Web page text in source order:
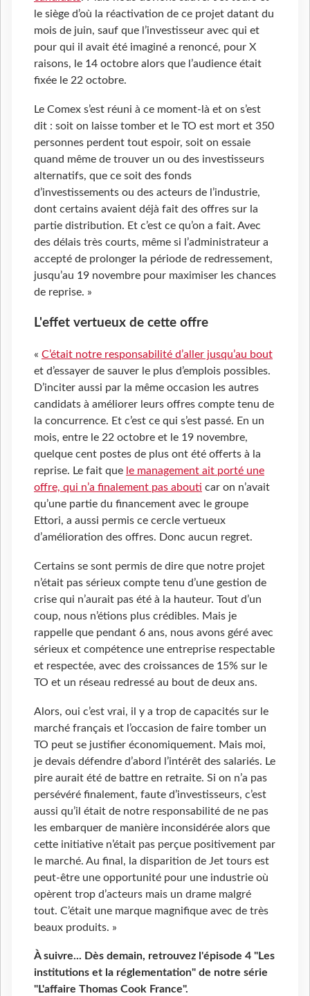
le siège d’où la réactivation de ce projet datant du
mois de juin, sauf que l’investisseur avec qui et
pour qui il avait été imaginé a renoncé, pour X
raisons, le 14 octobre alors que l’audience était
fixée le 22 octobre.
Le Comex s’est réuni à ce moment-là et on s’est
dit : soit on laisse tomber et le TO est mort et 350
personnes perdent tout espoir, soit on essaie
quand même de trouver un ou des investisseurs
alternatifs, que ce soit des fonds
d’investissements ou des acteurs de l’industrie,
dont certains avaient déjà fait des offres sur la
partie distribution. Et c’est ce qu’on a fait. Avec
des délais très courts, même si l’administrateur a
accepté de prolonger la période de redressement,
jusqu’au 19 novembre pour maximiser les chances
de reprise. »
L'effet vertueux de cette offre
« C’était notre responsabilité d’aller jusqu’au bout
et d’essayer de sauver le plus d’emplois possibles.
D’inciter aussi par la même occasion les autres
candidats à améliorer leurs offres compte tenu de
la concurrence. Et c’est ce qui s’est passé. En un
mois, entre le 22 octobre et le 19 novembre,
quelque cent postes de plus ont été offerts à la
reprise. Le fait que le management ait porté une
offre, qui n’a finalement pas abouti car on n’avait
qu’une partie du financement avec le groupe
Ettori, a aussi permis ce cercle vertueux
d’amélioration des offres. Donc aucun regret.
Certains se sont permis de dire que notre projet
n’était pas sérieux compte tenu d’une gestion de
crise qui n’aurait pas été à la hauteur. Tout d’un
coup, nous n’étions plus crédibles. Mais je
rappelle que pendant 6 ans, nous avons géré avec
sérieux et compétence une entreprise respectable
et respectée, avec des croissances de 15% sur le
TO et un réseau redressé au bout de deux ans.
Alors, oui c’est vrai, il y a trop de capacités sur le
marché français et l’occasion de faire tomber un
TO peut se justifier économiquement. Mais moi,
je devais défendre d’abord l’intérêt des salariés. Le
pire aurait été de battre en retraite. Si on n’a pas
persévéré finalement, faute d’investisseurs, c’est
aussi qu’il était de notre responsabilité de ne pas
les embarquer de manière inconsidérée alors que
cette initiative n’était pas perçue positivement par
le marché. Au final, la disparition de Jet tours est
peut-être une opportunité pour une industrie où
opèrent trop d’acteurs mais un drame malgré
tout. C’était une marque magnifique avec de très
beaux produits. »
À suivre... Dès demain, retrouvez l'épisode 4 "Les
institutions et la réglementation" de notre série
"L'affaire Thomas Cook France".